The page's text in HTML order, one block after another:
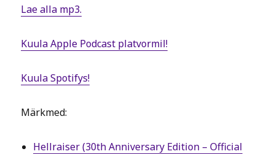
Lae alla mp3.
Kuula Apple Podcast platvormil!
Kuula Spotifys!
Märkmed:
Hellraiser (30th Anniversary Edition – Official